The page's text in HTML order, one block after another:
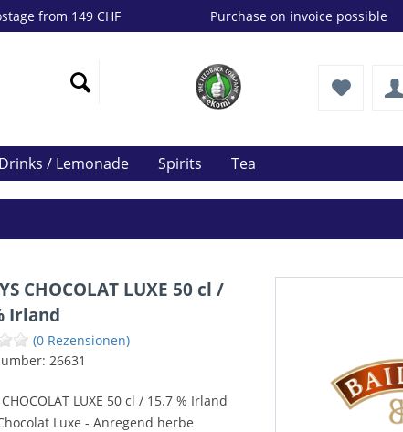
from 149 CHF Purchase on invoice possible
/ Lemonade Spirits Tea
CHOCOLAT LUXE 50 cl /
Irland
(0 Rezensionen)
26631
CHOCOLAT LUXE 50 cl / 15.7 % Irland
Luxe - Anregend herbe